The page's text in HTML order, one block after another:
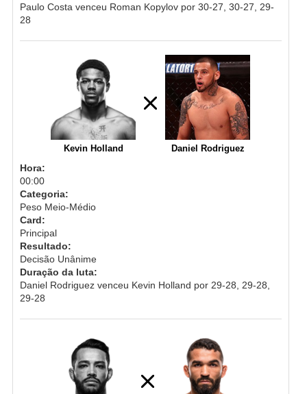
Paulo Costa venceu Roman Kopylov por 30-27, 30-27, 29-
28
Kevin Holland Daniel Rodriguez
Hora:
00:00
Categoria:
Peso Meio-Médio
Card:
Principal
Resultado:
Decisão Unânime
Duração da luta:
Daniel Rodriguez venceu Kevin Holland por 29-28, 29-28,
29-28